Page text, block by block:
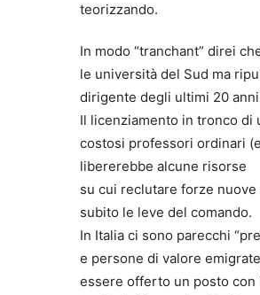
teorizzando.
In modo “tranchant” direi
le università del Sud ma
dirigente degli ultimi 20
Il licenziamento in tronco di
costosi professori ordinari
libererebbe alcune risorse
su cui reclutare forze
subito le leve del comando.
In Italia ci sono parecchi
e persone di valore
essere offerto un posto con